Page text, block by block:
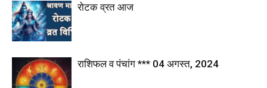
रोटक व्रत आज
राशिफल व पंचांग *** 04 अगस्त, 2024